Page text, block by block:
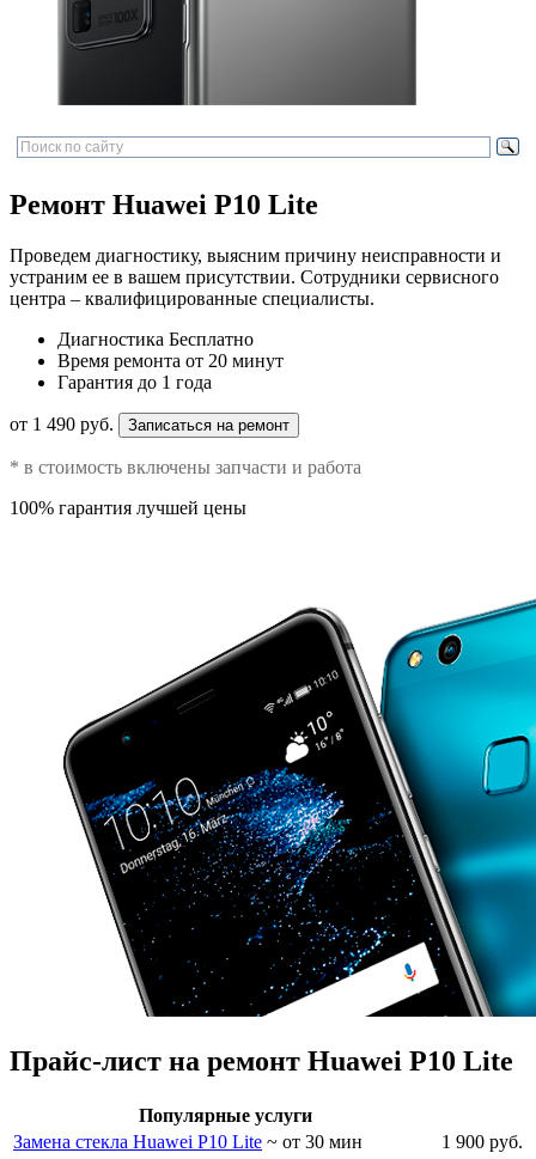
Ремонт Huawei P10 Lite
Проведем диагностику, выясним причину неисправности и
устраним ее в вашем присутствии. Сотрудники сервисного
центра – квалифицированные специалисты.
Диагностика Бесплатно
Время ремонта от 20 минут
Гарантия до 1 года
от 1 490 руб. Записаться на ремонт
* в стоимость включены запчасти и работа
100% гарантия лучшей цены
Прайс-лист на ремонт Huawei P10 Lite
Популярные услуги
Замена стекла Huawei P10 Lite ~ от 30 мин
1 900 руб.